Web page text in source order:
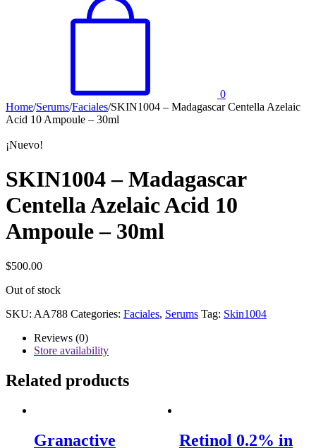
0
Home/Serums/Faciales/SKIN1004 – Madagascar Centella Azelaic
Acid 10 Ampoule – 30ml
¡Nuevo!
SKIN1004 – Madagascar
Centella Azelaic Acid 10
Ampoule – 30ml
$500.00
Out of stock
SKU: AA788 Categories: Faciales, Serums Tag: Skin1004
Reviews (0)
Store availability
Related products
Granactive
Retinol 0.2% in